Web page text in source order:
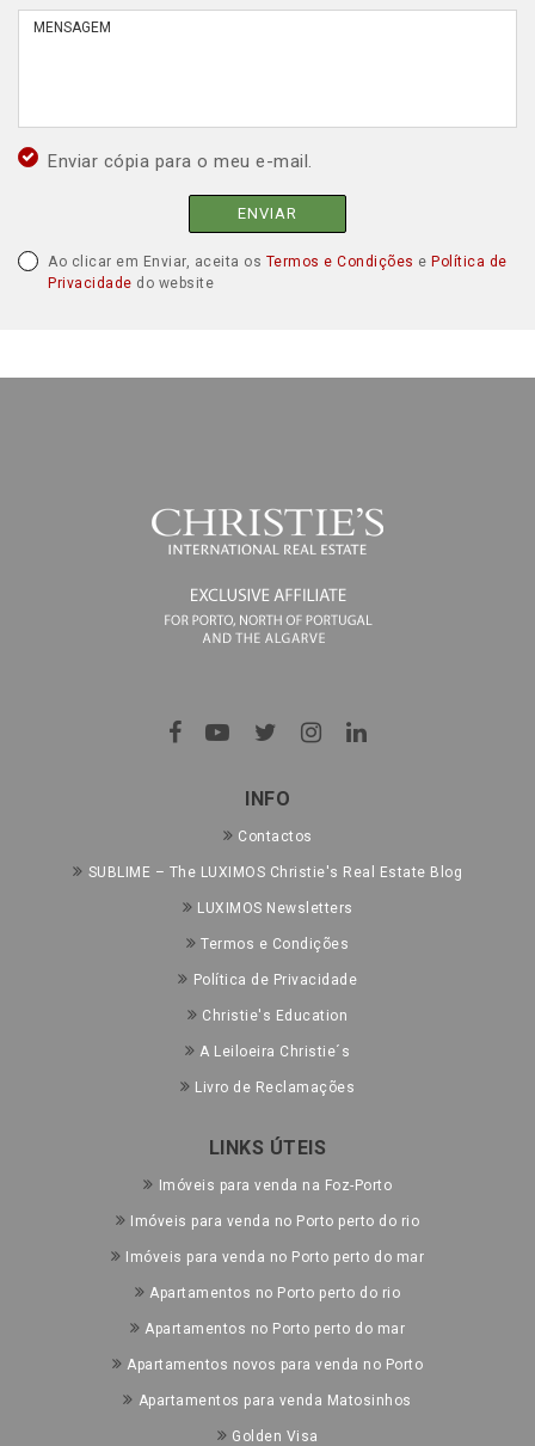
Enviar cópia para o meu e-mail.
ENVIAR
Ao clicar em Enviar, aceita os Termos e Condições e Política de
Privacidade do website
INFO
Contactos
SUBLIME – The LUXIMOS Christie's Real Estate Blog
LUXIMOS Newsletters
Termos e Condições
Política de Privacidade
Christie's Education
A Leiloeira Christie´s
Livro de Reclamações
LINKS ÚTEIS
Imóveis para venda na Foz-Porto
Imóveis para venda no Porto perto do rio
Imóveis para venda no Porto perto do mar
Apartamentos no Porto perto do rio
Apartamentos no Porto perto do mar
Apartamentos novos para venda no Porto
Apartamentos para venda Matosinhos
Golden Visa